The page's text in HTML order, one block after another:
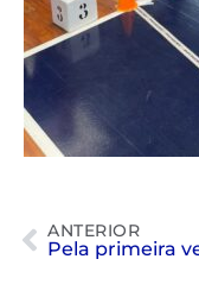
ANTERIOR